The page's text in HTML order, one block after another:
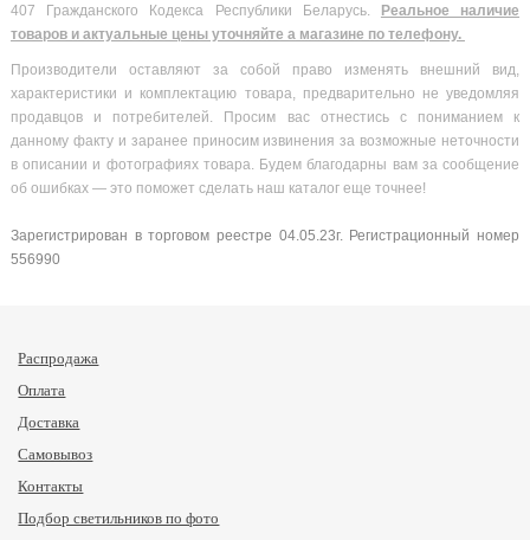
407 Гражданского Кодекса Республики Беларусь. Реальное наличие
товаров и актуальные цены уточняйте а магазине по телефону.
Производители оставляют за собой право изменять внешний вид,
характеристики и комплектацию товара, предварительно не уведомляя
продавцов и потребителей. Просим вас отнестись с пониманием к
данному факту и заранее приносим извинения за возможные неточности
в описании и фотографиях товара. Будем благодарны вам за сообщение
об ошибках — это поможет сделать наш каталог еще точнее!
Зарегистрирован в торговом реестре 04.05.23г. Регистрационный номер
556990
Распродажа
Оплата
Доставка
Самовывоз
Контакты
Подбор светильников по фото